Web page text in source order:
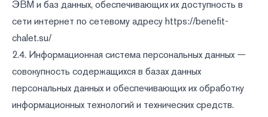
ЭВМ и баз данных, обеспечивающих их доступность в
сети интернет по сетевому адресуhttps://benefit-
chalet.su/
2.4. Информационная система персональных данных —
совокупность содержащихся в базах данных
персональных данных и обеспечивающих их обработку
информационных технологий и технических средств.